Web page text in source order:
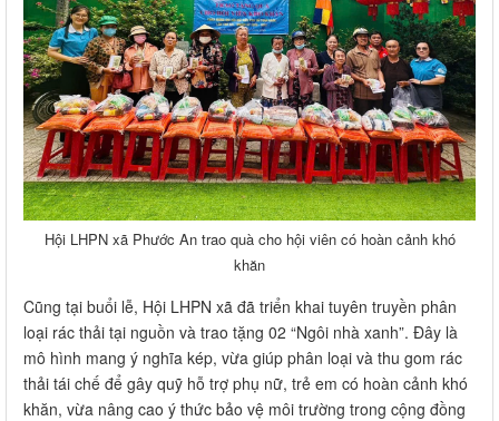
Hội LHPN xã Phước An trao quà cho hội viên có hoàn cảnh khó
khăn
Cũng tại buổi lễ, Hội LHPN xã đã triển khai tuyên truyền phân
loại rác thải tại nguồn và trao tặng 02 “Ngôi nhà xanh”. Đây là
mô hình mang ý nghĩa kép, vừa giúp phân loại và thu gom rác
thải tái chế để gây quỹ hỗ trợ phụ nữ, trẻ em có hoàn cảnh khó
khăn, vừa nâng cao ý thức bảo vệ môi trường trong cộng đồng